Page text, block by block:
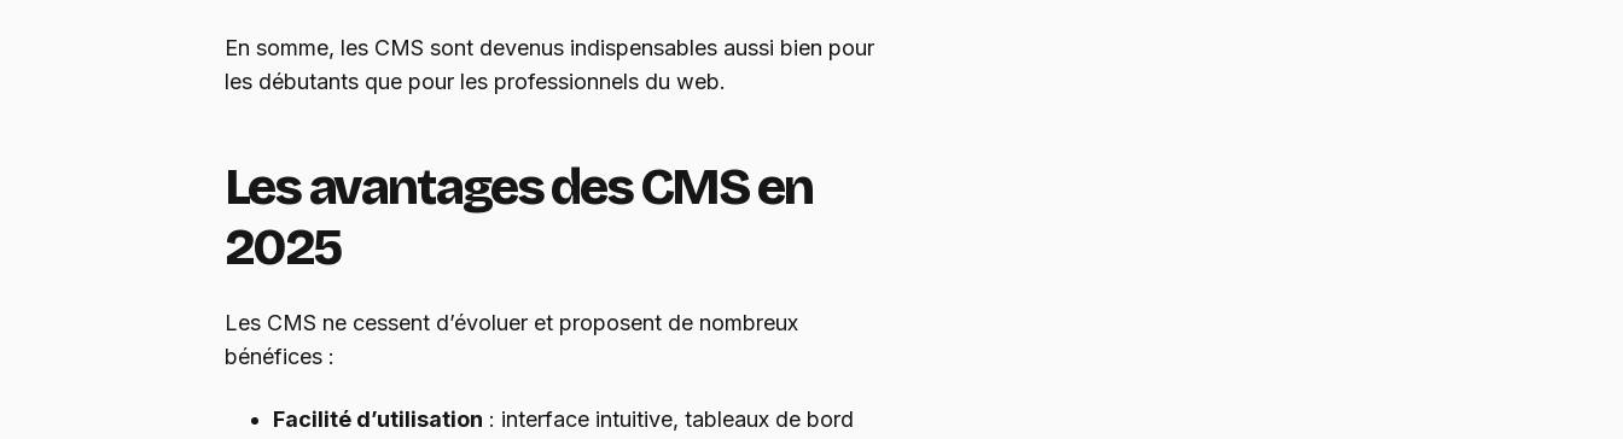
En somme, les CMS sont devenus indispensables aussi bien pour
les débutants que pour les professionnels du web.
Les avantages des CMS en
2025
Les CMS ne cessent d’évoluer et proposent de nombreux
bénéfices :
Facilité d’utilisation : interface intuitive, tableaux de bord